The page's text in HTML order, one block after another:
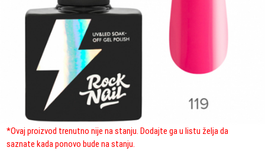
*Ovaj proizvod trenutno nije na stanju. Dodajte ga u listu želja da
saznate kada ponovo bude na stanju.